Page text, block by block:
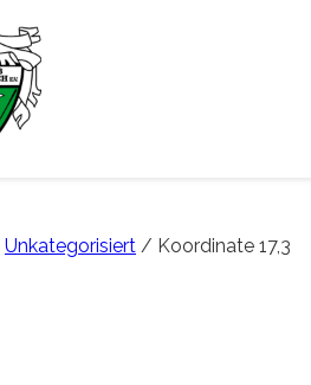
Unkategorisiert / Koordinate 17,3